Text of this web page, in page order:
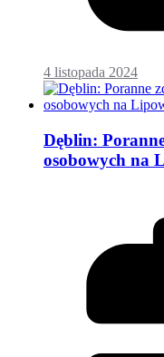
4 listopada 2024
Dęblin:
osobowych na